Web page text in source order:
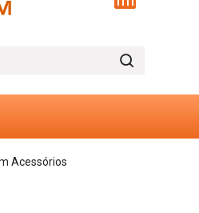
Acessórios